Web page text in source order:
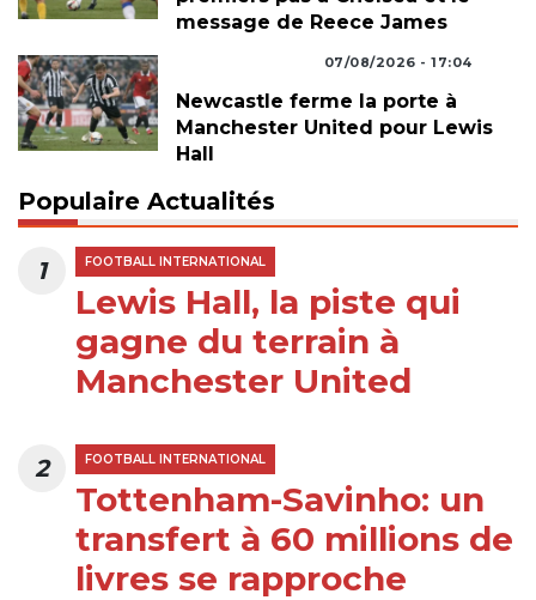
message de Reece James
07/08/2026 - 17:04
Newcastle ferme la porte à
Manchester United pour Lewis
Hall
Populaire Actualités
1 FOOTBALL INTERNATIONAL
Lewis Hall, la piste qui
gagne du terrain à
Manchester United
2 FOOTBALL INTERNATIONAL
Tottenham-Savinho: un
transfert à 60 millions de
livres se rapproche